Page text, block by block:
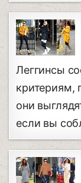
Леггинсы
критериям,
они
если вы